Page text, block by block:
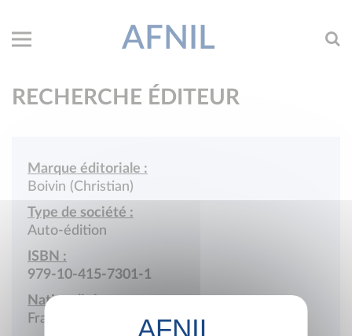
AFNIL
RECHERCHE ÉDITEUR
Marque éditoriale :
Boivin (Christian)
Type de société :
Auto-édition
ISBN :
979-10-415-7301-1
Nationalité :
France